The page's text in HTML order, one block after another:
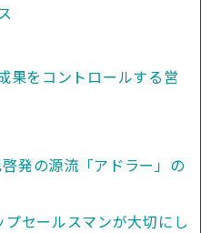
果をコントロールする営
発の源流「アドラー」の
セールスマンが大切にし